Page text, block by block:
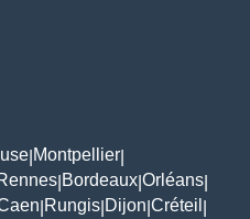
Montpellier
Bordeaux Orléans
Rungis Dijon Créteil